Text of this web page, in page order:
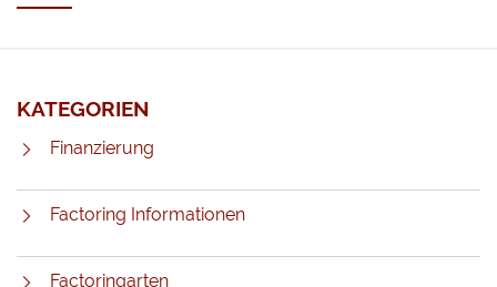
KATEGORIEN
Finanzierung
Factoring Informationen
Factoringarten